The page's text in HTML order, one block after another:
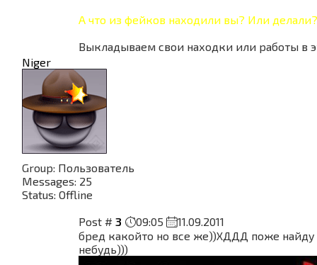
А что из фейков находили вы? Или делали?
Выкладываем свои находки или работы в
Niger
Group: Пользователь
Messages: 25
Status: Offline
Post # 3 09:05
11.09.2011
бред какойто но все же))ХДДД поже найду
небудь)))